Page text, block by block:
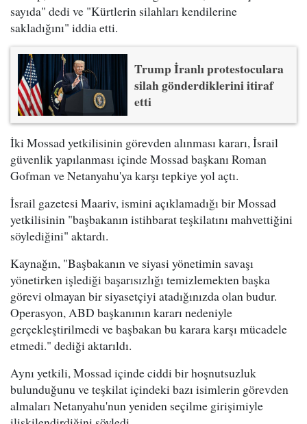
sayıda" dedi ve "Kürtlerin silahları kendilerine
sakladığını" iddia etti.
Trump İranlı protestoculara
silah gönderdiklerini itiraf
etti
İki Mossad yetkilisinin görevden alınması kararı, İsrail
güvenlik yapılanması içinde Mossad başkanı Roman
Gofman ve Netanyahu'ya karşı tepkiye yol açtı.
İsrail gazetesi Maariv, ismini açıklamadığı bir Mossad
yetkilisinin "başbakanın istihbarat teşkilatını mahvettiğini
söylediğini" aktardı.
Kaynağın, "Başbakanın ve siyasi yönetimin savaşı
yönetirken işlediği başarısızlığı temizlemekten başka
görevi olmayan bir siyasetçiyi atadığınızda olan budur.
Operasyon, ABD başkanının kararı nedeniyle
gerçekleştirilmedi ve başbakan bu karara karşı mücadele
etmedi." dediği aktarıldı.
Aynı yetkili, Mossad içinde ciddi bir hoşnutsuzluk
bulunduğunu ve teşkilat içindeki bazı isimlerin görevden
almaları Netanyahu'nun yeniden seçilme girişimiyle